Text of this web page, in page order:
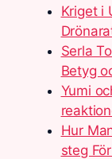
Kriget i
Serla
Betyg
Yumi
Hur
steg